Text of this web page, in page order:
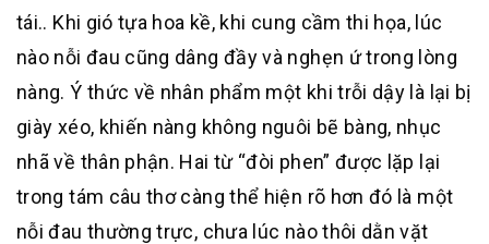
tái.. Khi gió tựa hoa kề, khi cung cầm thi họa, lúc
nào nỗi đau cũng dâng đầy và nghẹn ứ trong lòng
nàng. Ý thức về nhân phẩm một khi trỗi dậy là lại bị
giày xéo, khiến nàng không nguôi bẽ bàng, nhục
nhã về thân phận. Hai từ “đòi phen” được lặp lại
trong tám câu thơ càng thể hiện rõ hơn đó là một
nỗi đau thường trực, chưa lúc nào thôi dằn vặt